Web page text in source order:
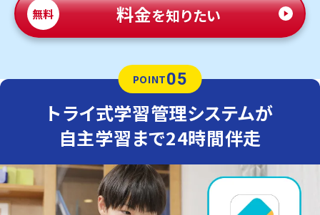
無料 料金を知りたい
POINT05
トライ式学習管理システムが
自主学習まで24時間伴走